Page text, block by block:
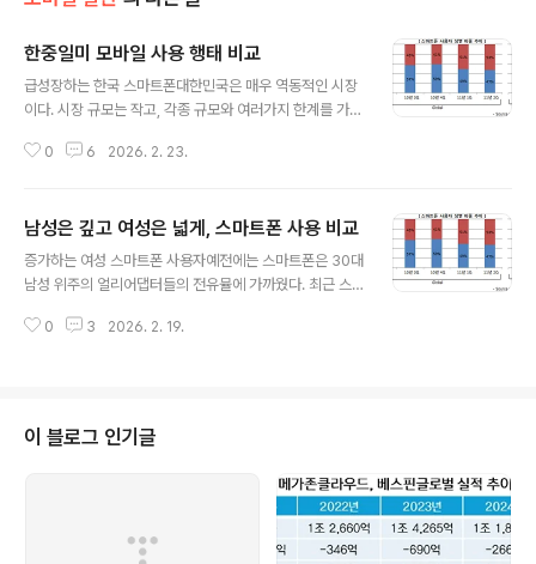
한중일미 모바일 사용 행태 비교
급성장하는 한국 스마트폰대한민국은 매우 역동적인 시장
이다. 시장 규모는 작고, 각종 규모와 여러가지 한계를 가지
다. 최근 국내 스마트폰 시장의 변화는 가장 대표적인 사례
다소 과할 정도로 쏠림 현상이 심하다. 스마트폰의 가능성
이 어느 정도 입증되자 아예 피쳐폰을 내놓지 않은 제조사
가 생길만큼 올인을 했다. 덕분에 신규 단말의 스마트폰 비
12.6%에 불과하던 스마트폰 판매 비중은 2011년 3분기
0 6 2026. 2. 23.
남성은 깊고 여성은 넓게, 스마트폰 사용 비교
증가하는 여성 스마트폰 사용자예전에는 스마트폰은 30대
남성 위주의 얼리어댑터들의 전유뮬에 가까웠다. 최근 스
에 한정되지 않은 기기로 바뀌고 있다. Global 스마트폰
3차 스마트폰 이용실태조사'에서는 여성 신규 가입자가 더
높게 조사된 적이 있다. 남성은 Android, 여성은 RIMiOS
와 Symbian 스마트폰은 성별에 따른 선호도 차이없이 고
르게 선호한다. 반면에 Android는 남성 61%, RIM은 여
성 59%가 사용하는 것으로 조사되어 다소 영향이 있는 것
0 3 2026. 2. 19.
이 블로그 인기글